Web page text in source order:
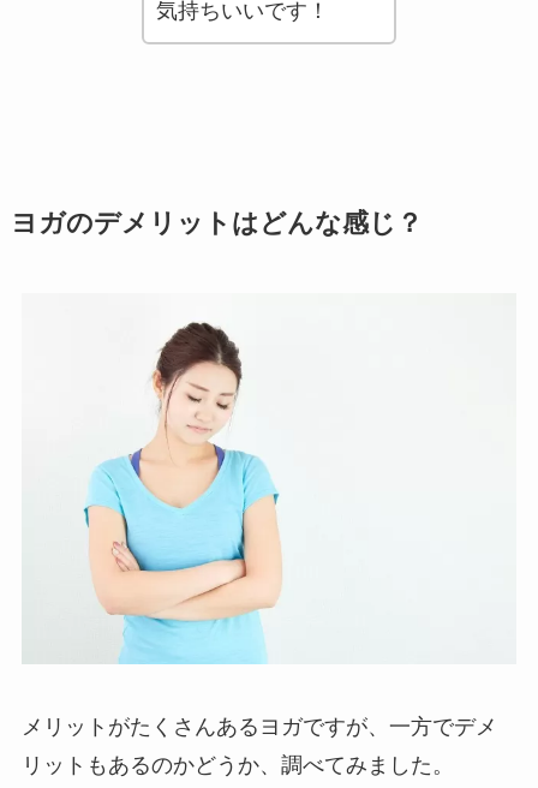
気持ちいいです！
ヨガのデメリットはどんな感じ？
メリットがたくさんあるヨガですが、一方でデメ
リットもあるのかどうか、調べてみました。